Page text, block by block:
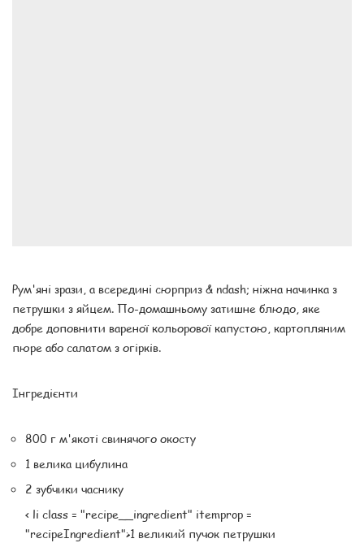
Рум'яні зрази, а всередині сюрприз & ndash; ніжна начинка з
петрушки з яйцем. По-домашньому затишне блюдо, яке
добре доповнити вареної кольорової капустою, картопляним
пюре або салатом з огірків.
Інгредієнти
800 г м'якоті свинячого окосту
1 велика цибулина
2 зубчики часнику
< li class = "recipe__ingredient" itemprop =
"recipeIngredient">1 великий пучок петрушки